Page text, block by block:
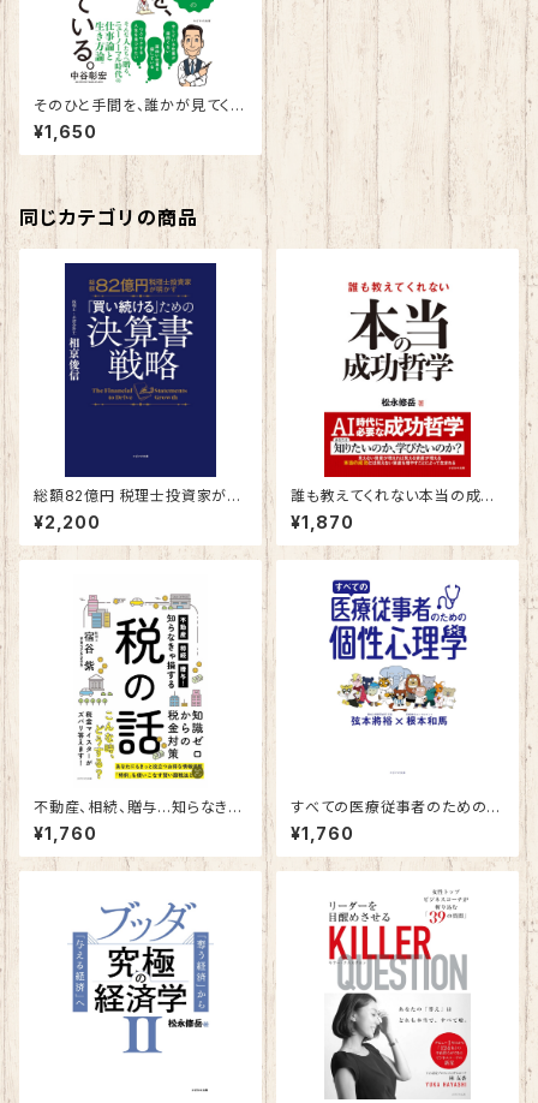
そのひと手間を、誰かが見てくれ
ている。～職人的生き方のススメ
～
¥1,650
同じカテゴリの商品
総額82億円 税理士投資家が明
かす 「買い続ける」ための決算
書戦略
¥2,200
誰も教えてくれない本当の成功
哲学
¥1,870
不動産、相続、贈与…知らなきゃ
損する税の話
¥1,760
すべての医療従事者のための個
性心理學
¥1,760